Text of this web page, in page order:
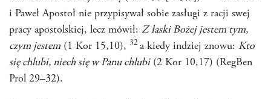
i Paweł Apostoł nie przypisywał sobie zasługi z racji swej
pracy apostolskiej, lecz mówił: Z łaski Bożej jestem tym,
czym jestem (1 Kor 15,10), 32 a kiedy indziej znowu: Kto
się chlubi, niech się w Panu chlubi(2 Kor 10,17) (RegBen
Prol 29–32).